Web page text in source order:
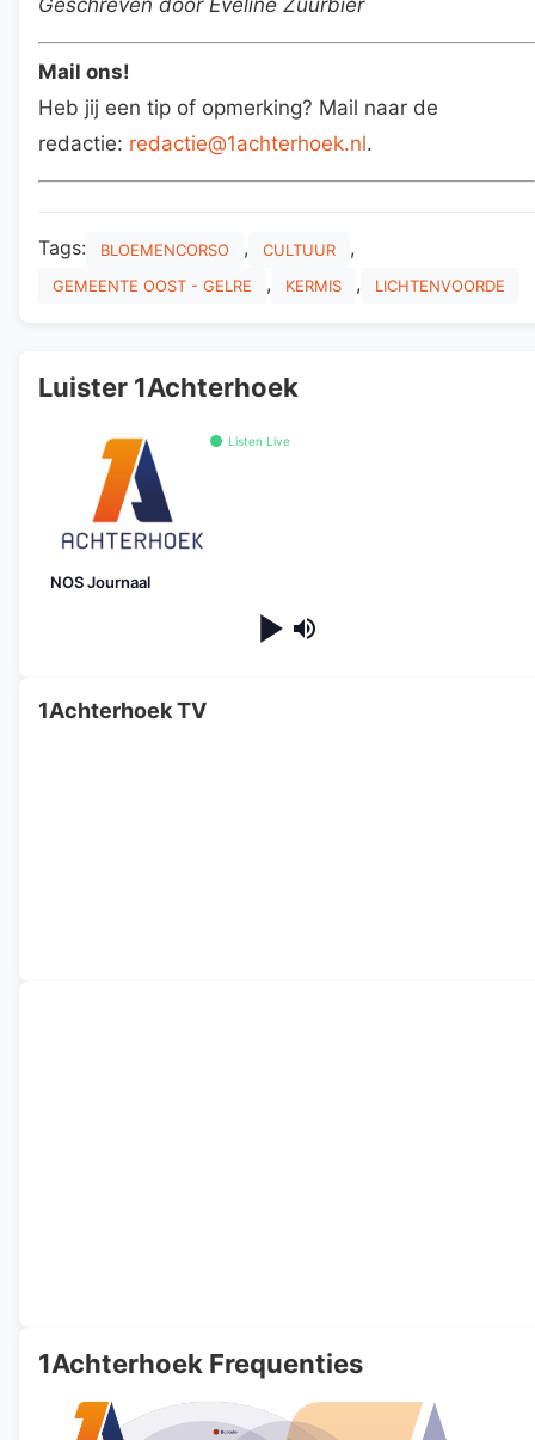
Mail ons!
Heb jij een tip of opmerking? Mail naar de
redactie: redactie@1achterhoek.nl.
Tags: BLOEMENCORSO , CULTUUR ,
GEMEENTE OOST - GELRE , KERMIS , LICHTENVOORDE
Luister 1Achterhoek
Listen Live
NOS Journaal
1Achterhoek TV
1Achterhoek Frequenties